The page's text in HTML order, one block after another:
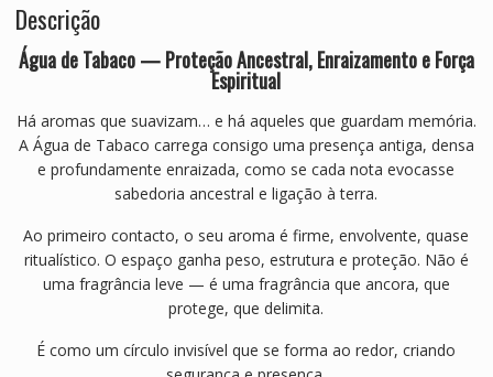
Descrição
Água de Tabaco — Proteção Ancestral, Enraizamento e Força
Espiritual
Há aromas que suavizam… e há aqueles que guardam memória.
A Água de Tabaco carrega consigo uma presença antiga, densa
e profundamente enraizada, como se cada nota evocasse
sabedoria ancestral e ligação à terra.
Ao primeiro contacto, o seu aroma é firme, envolvente, quase
ritualístico. O espaço ganha peso, estrutura e proteção. Não é
uma fragrância leve — é uma fragrância que ancora, que
protege, que delimita.
É como um círculo invisível que se forma ao redor, criando